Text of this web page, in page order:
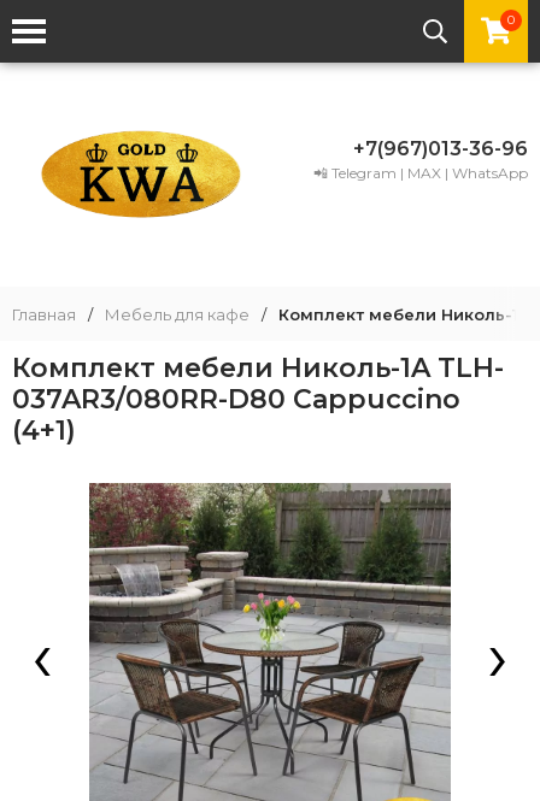
0
+7(967)013-36-96
📲 Telegram | MAX | WhatsApp
Главная / Мебель для кафе / Комплект мебели Николь-1A
Комплект мебели Николь-1A TLH-
037AR3/080RR-D80 Cappuccino
(4+1)
‹ ›